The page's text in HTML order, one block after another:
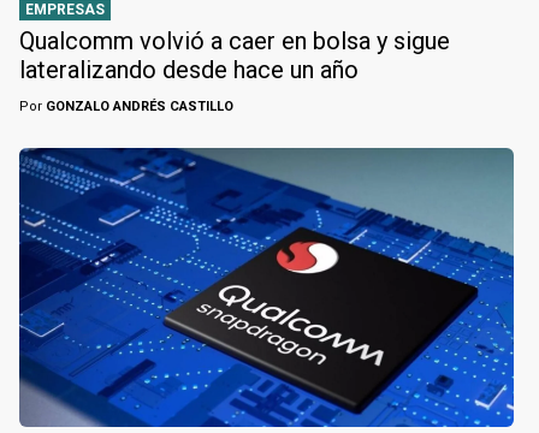
EMPRESAS
Qualcomm volvió a caer en bolsa y sigue
lateralizando desde hace un año
Por GONZALO ANDRÉS CASTILLO